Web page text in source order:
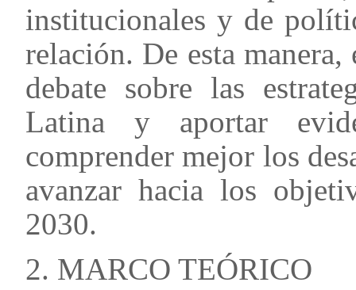
institucionales y de
relación. De esta
debate sobre las
Latina y aportar
comprender mejor los
avanzar hacia los
2030.
2. MARCO TEÓRICO